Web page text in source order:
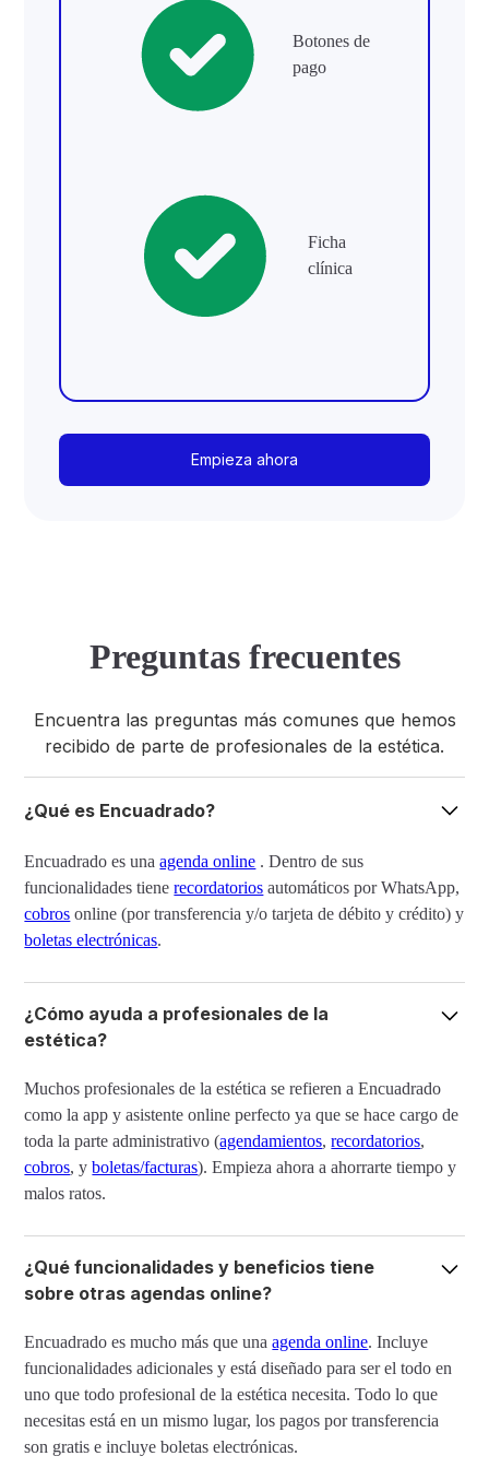
Botones de
pago
Ficha
clínica
Empieza ahora
Preguntas frecuentes
Encuentra las preguntas más comunes que hemos
recibido de parte de profesionales de la estética.
¿Qué es Encuadrado?
Encuadrado es unaagenda online . Dentro de sus
funcionalidades tienerecordatorios automáticos por WhatsApp,
cobros online (por transferencia y/o tarjeta de débito y crédito) y
boletas electrónicas.
¿Cómo ayuda a profesionales de la
estética?
Muchos profesionales de la estética se refieren a Encuadrado
como la app y asistente online perfecto ya que se hace cargo de
toda la parte administrativo (agendamientos,recordatorios,
cobros, yboletas/facturas). Empieza ahora a ahorrarte tiempo y
malos ratos.
¿Qué funcionalidades y beneficios tiene
sobre otras agendas online?
Encuadrado es mucho más que unaagenda online. Incluye
funcionalidades adicionales y está diseñado para ser el todo en
uno que todo profesional de la estética necesita. Todo lo que
necesitas está en un mismo lugar, los pagos por transferencia
son gratis e incluye boletas electrónicas.